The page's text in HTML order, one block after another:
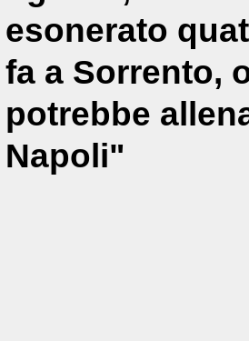
esonerato
fa a Sorrento,
potrebbe
Napoli"